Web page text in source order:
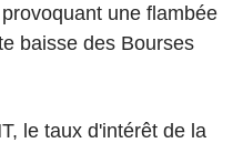
une flambée
baisse des Bourses
le taux d'intérêt de la